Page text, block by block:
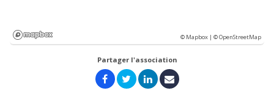
© Mapbox |© OpenStreetMap
Partager l'association